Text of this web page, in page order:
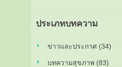
ประเภทบทความ
ข่าวและประกาศ (34)
บทความสุขภาพ (83)